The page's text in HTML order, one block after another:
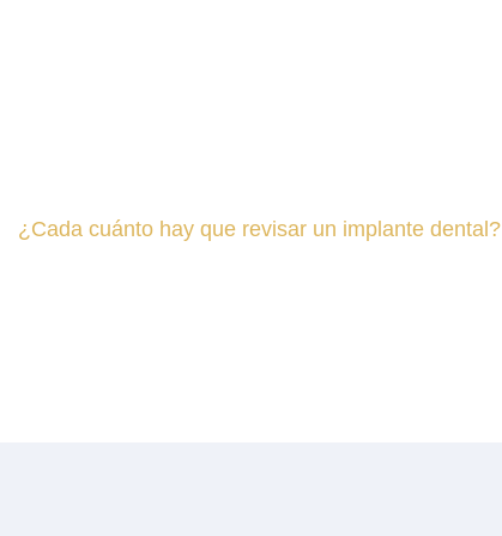
¿Cada cuánto hay que revisar un implante dental?